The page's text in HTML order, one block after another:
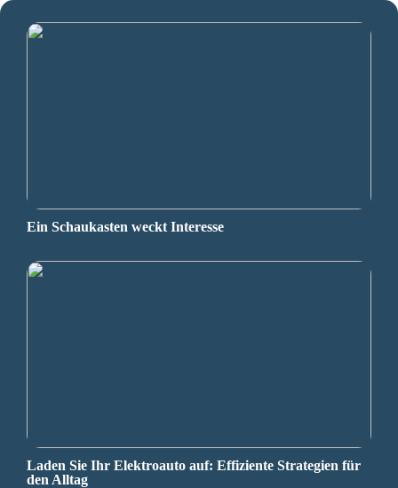
Ein Schaukasten weckt Interesse
Laden Sie Ihr Elektroauto auf: Effiziente Strategien für
den Alltag